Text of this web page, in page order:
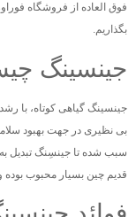
فوق العاده از فروشگاه
بگذاریم.
جینسینگ
جینسینگ گیاهی کوتاه، با
بی نظیری در جهت بهبود
سبب شده تا جینسِنگ تبدیل
قدیم چین بسیار محبوب بوده